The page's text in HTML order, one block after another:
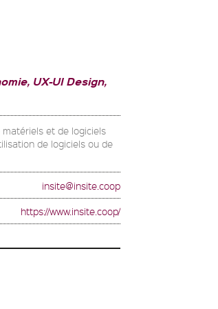
UX-UI Design,
et de logiciels
de logiciels ou de
insite@insite.coop
https://www.insite.coop/